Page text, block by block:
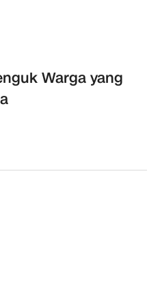
Warga yang